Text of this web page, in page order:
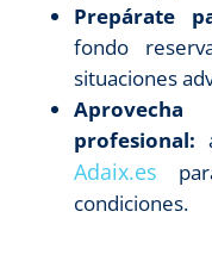
Prepárate
fondo
situaciones
profesional:
Adaix.es
condiciones.